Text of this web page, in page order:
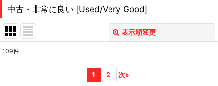
中古・非常に良い [Used/Very Good]
表示順変更
109件
1 2 次»